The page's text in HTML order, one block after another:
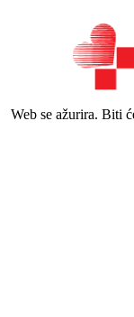
Web se ažurira. Biti